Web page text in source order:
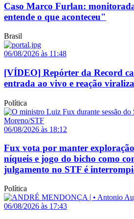
Caso Marco Furlan:
entende o que aconteceu"
Brasil
06/08/2026 às 11:48
[VÍDEO] Repórter da Record
entrada ao vivo e reação
Política
06/08/2026 às 18:12
Fux vota por manter
níqueis e jogo do bicho como
julgamento no STF é
Política
06/08/2026 às 17:43